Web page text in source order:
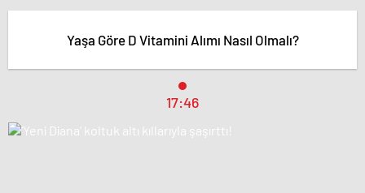
Yaşa Göre D Vitamini Alımı Nasıl Olmalı?
17:46